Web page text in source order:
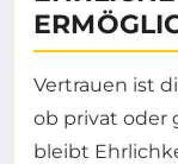
Vertrauen ist
ob privat oder
bleibt